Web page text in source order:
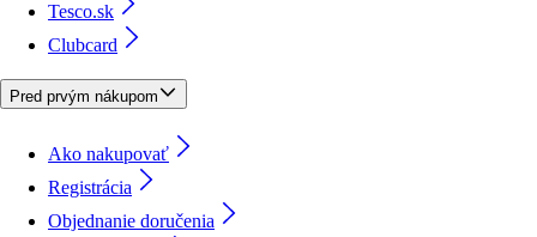
Tesco.sk
Clubcard
Pred prvým nákupom
Ako nakupovať
Registrácia
Objednanie doručenia